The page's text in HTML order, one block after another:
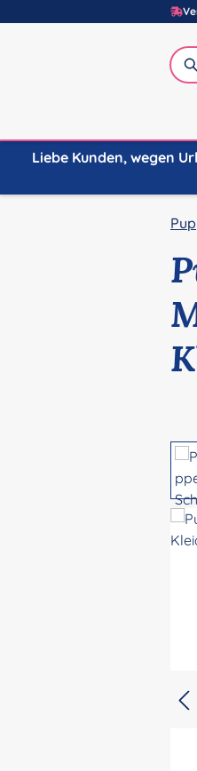
Hauptinhalt springen
Zur Suche springen
Zur Hauptnavigation
Liebe Kunden, wegen